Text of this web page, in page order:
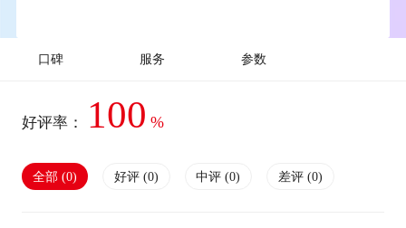
口碑 服务 参数
好评率： 100 %
全部 (0) 好评 (0) 中评 (0) 差评 (0)